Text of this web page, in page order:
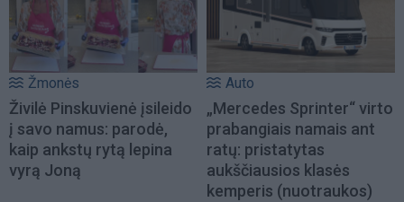
Žmonės
Živilė Pinskuvienė įsileido
į savo namus: parodė,
kaip ankstų rytą lepina
vyrą Joną
Auto
„Mercedes Sprinter“ virto
prabangiais namais ant
ratų: pristatytas
aukščiausios klasės
kemperis (nuotraukos)